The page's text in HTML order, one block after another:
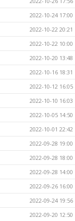
2022-10-24 17:00
2022-10-22 20:21
2022-10-22 10:00
2022-10-20 13:48
2022-10-16 18:31
2022-10-12 16:05
2022-10-10 16:03
2022-10-05 14:50
2022-10-01 22:42
2022-09-28 19:00
2022-09-28 18:00
2022-09-28 14:00
2022-09-26 16:00
2022-09-24 19:56
2022-09-20 12:50